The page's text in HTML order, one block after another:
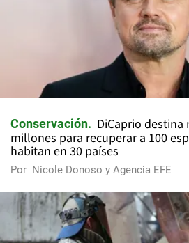
Conservación
DiCaprio destina
millones para recuperar a 100
habitan en 30 países
Por Nicole Donoso y Agencia EFE